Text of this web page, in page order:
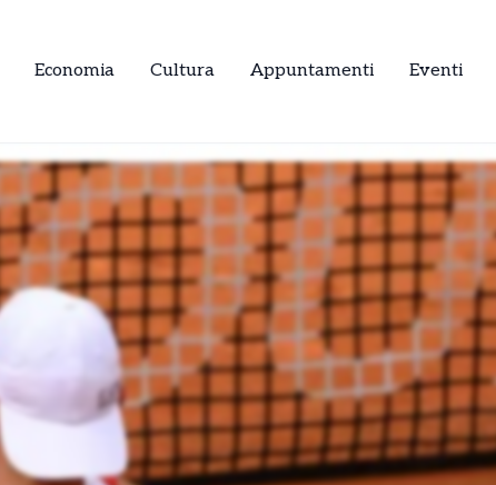
Economia Cultura Appuntamenti Eventi